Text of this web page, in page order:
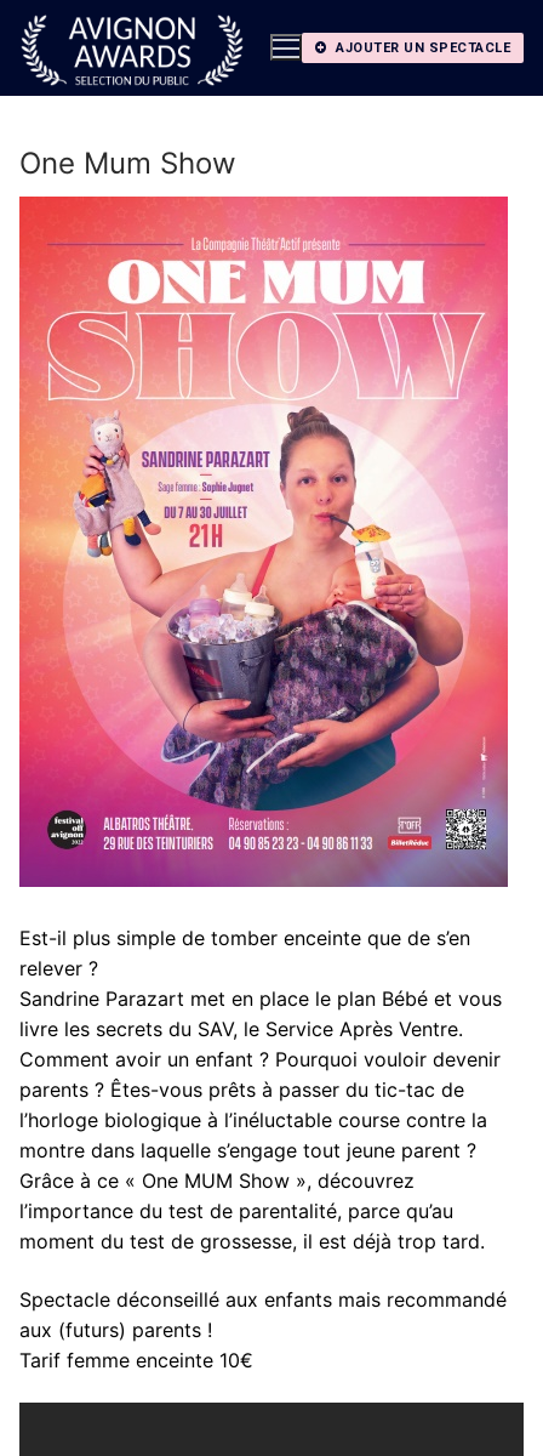
Aller
contenu
AJOUTER UN SPECTACLE
One Mum Show
Est-il plus simple de tomber enceinte que de s’en
relever ?
Sandrine Parazart met en place le plan Bébé et vous
livre les secrets du SAV, le Service Après Ventre.
Comment avoir un enfant ? Pourquoi vouloir devenir
parents ? Êtes-vous prêts à passer du tic-tac de
l’horloge biologique à l’inéluctable course contre la
montre dans laquelle s’engage tout jeune parent ?
Grâce à ce « One MUM Show », découvrez
l’importance du test de parentalité, parce qu’au
moment du test de grossesse, il est déjà trop tard.
Spectacle déconseillé aux enfants mais recommandé
aux (futurs) parents !
Tarif femme enceinte 10€